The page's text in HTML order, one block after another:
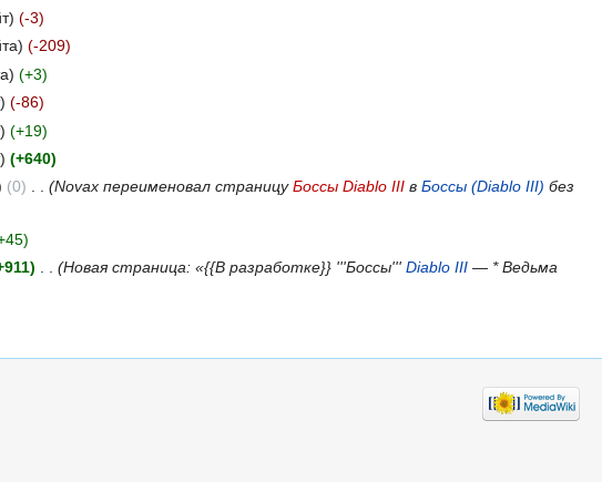
(-3)
(-209)
(+3)
(-86)
(+19)
(+640)
(0) . . (Novax переименовал страницуБоссы Diablo IIIв Боссы (Diablo III) без
(Новая страница: «{{В разработке}} '''Боссы''' Diablo III— * Ведьма